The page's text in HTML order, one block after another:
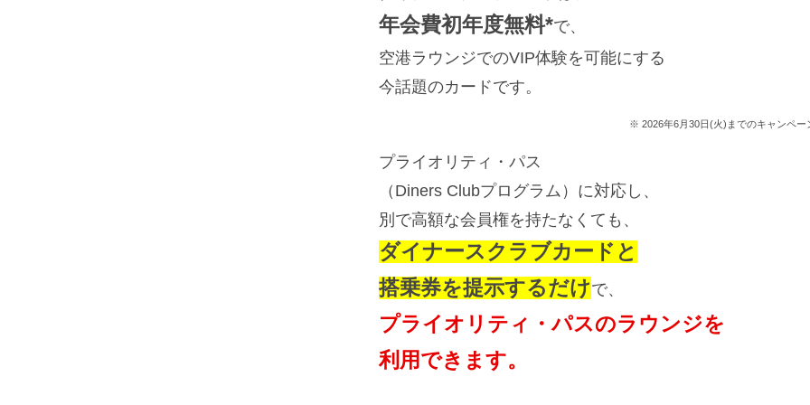
年会費初年度無料*で、
空港ラウンジでのVIP体験を可能にする
今話題のカードです。
※ 2026年6月30日(火)までのキャンペー
プライオリティ・パス
（Diners Clubプログラム）に対応し、
別で高額な会員権を持たなくても、
ダイナースクラブカードと
搭乗券を提示するだけで、
プライオリティ・パスのラウンジを
利用できます。